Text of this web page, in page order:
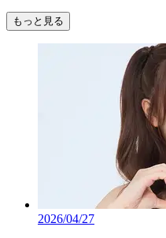
もっと見る
2026/04/27